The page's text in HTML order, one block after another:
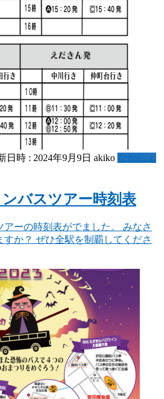
日時 : 2024年9月9日 akiko なかしょ
バスツアー時刻表
ーの時刻表がでました。 みなさ
か？ ぜひ全駅を制覇してくださ